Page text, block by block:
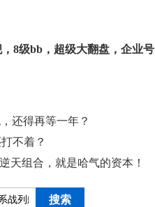
， 8级bb ， 超级大翻盘 ， 企业号
还得再等一年？
不着？
天组合，就是哈气的资本！